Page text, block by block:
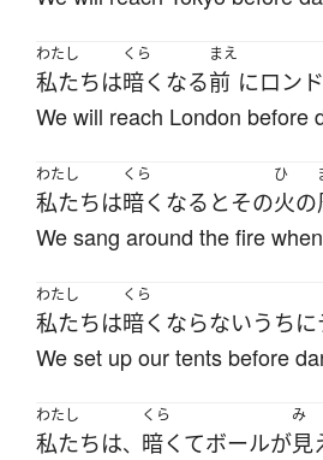
わたし
私たちは
くら
暗く なる
まえ
前 にロン
We will reach London before
わたし
私たちは
くら
暗く なる とその
ひ
火の
We sang around the fire
わたし
私たちは
くら
暗く ならないうちに
We set up our tents before
わたし
私たちは、
くら
暗くてボールが
み
見